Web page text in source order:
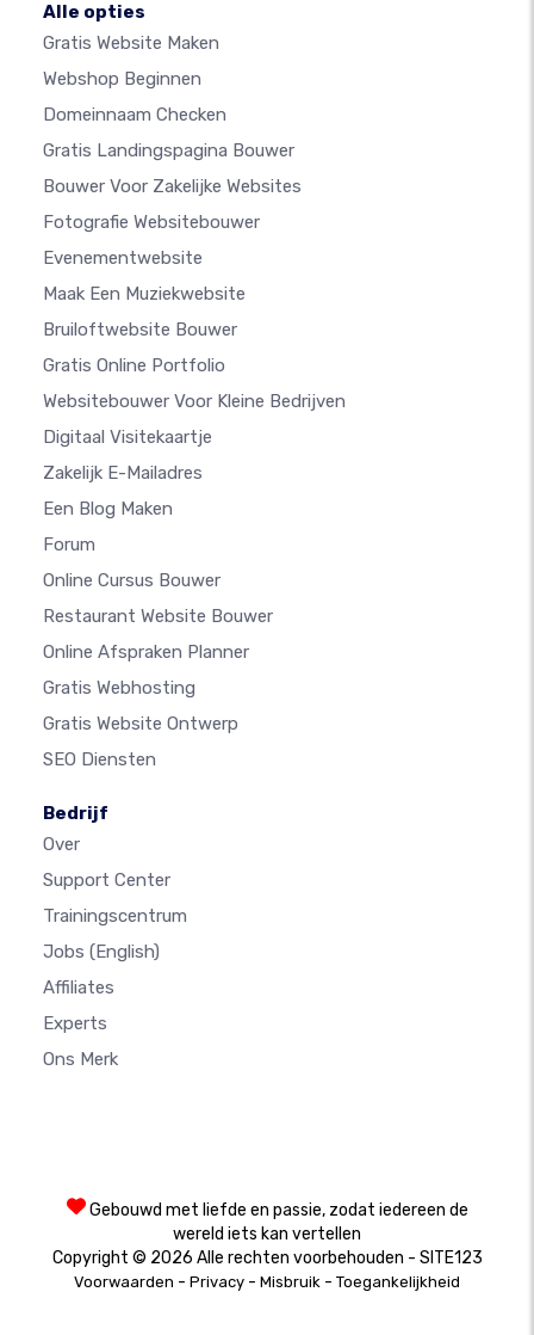
Alle opties
Gratis Website Maken
Webshop Beginnen
Domeinnaam Checken
Gratis Landingspagina Bouwer
Bouwer Voor Zakelijke Websites
Fotografie Websitebouwer
Evenementwebsite
Maak Een Muziekwebsite
Bruiloftwebsite Bouwer
Gratis Online Portfolio
Websitebouwer Voor Kleine Bedrijven
Digitaal Visitekaartje
Zakelijk E-Mailadres
Een Blog Maken
Forum
Online Cursus Bouwer
Restaurant Website Bouwer
Online Afspraken Planner
Gratis Webhosting
Gratis Website Ontwerp
SEO Diensten
Bedrijf
Over
Support Center
Trainingscentrum
Jobs (English)
Affiliates
Experts
Ons Merk
Gebouwd met liefde en passie, zodat iedereen de
wereld iets kan vertellen
Copyright © 2026 Alle rechten voorbehouden - SITE123
Voorwaarden - Privacy - Misbruik - Toegankelijkheid